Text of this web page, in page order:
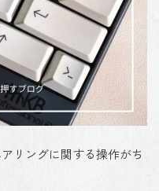
リングに関する操作がち